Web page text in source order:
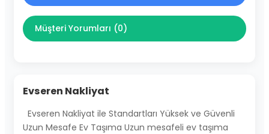
Müşteri Yorumları (0)
Evseren Nakliyat
Evseren Nakliyat ile Standartları Yüksek ve Güvenli
Uzun Mesafe Ev Taşıma Uzun mesafeli ev taşıma